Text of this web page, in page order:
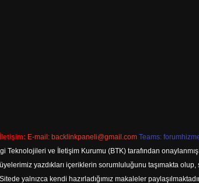
E-mail: backlinkpaneli@gmail.com Teams:
Teknolojileri ve İletişim Kurumu (BTK) tarafından
yazdıkları içeriklerin sorumluluğunu taşımakta
yalnızca kendi hazırladığımız makaleler